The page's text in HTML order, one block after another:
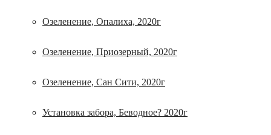
Озеленение, Опалиха, 2020г
Озеленение, Приозерный, 2020г
Озеленение, Сан Сити, 2020г
Установка забора, Беводное? 2020г